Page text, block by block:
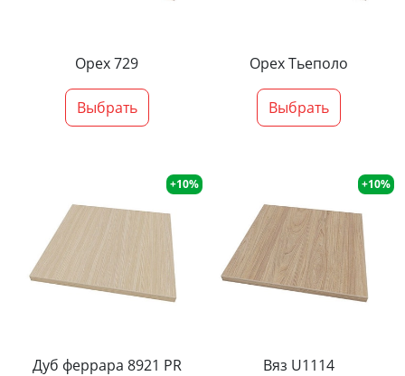
Орех 729
Выбрать
Орех Тьеполо
Выбрать
+10%
Дуб феррара 8921 PR
+10%
Вяз U1114